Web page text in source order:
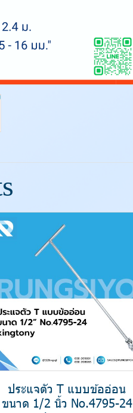
ประแจตัว T แบบข้ออ่อน
ขนาด 1/2 นิ้ว No.4795-24